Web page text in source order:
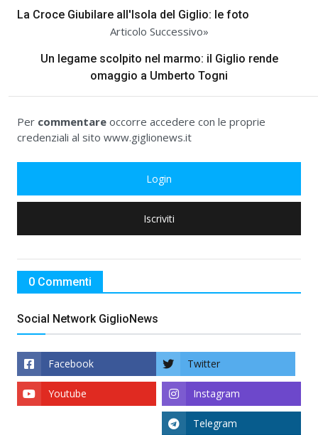
La Croce Giubilare all'Isola del Giglio: le foto
Articolo Successivo»
Un legame scolpito nel marmo: il Giglio rende
omaggio a Umberto Togni
Per commentare occorre accedere con le proprie
credenziali al sito www.giglionews.it
Login
Iscriviti
0 Commenti
Social Network GiglioNews
Facebook Twitter
Instagram
Youtube
Telegram